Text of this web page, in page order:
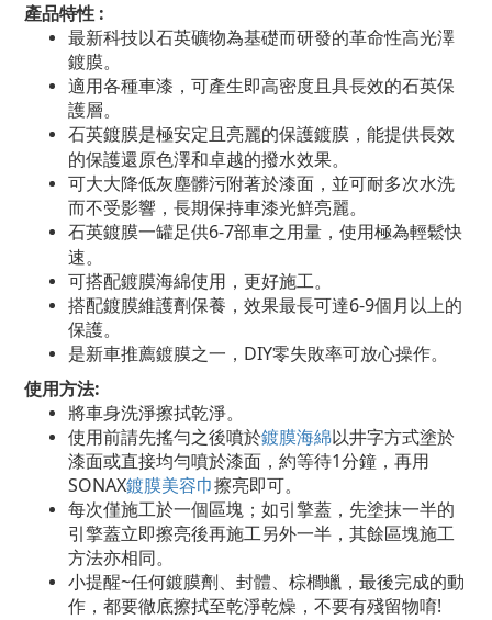
產品特性 :
最新科技以石英礦物為基礎而研發的革命性高光澤
鍍膜。
適用各種車漆，可產生即高密度且具長效的石英保
護層。
石英鍍膜是極安定且亮麗的保護鍍膜，能提供長效
的保護還原色澤和卓越的撥水效果。
可大大降低灰塵髒污附著於漆面，並可耐多次水洗
而不受影響，長期保持車漆光鮮亮麗。
石英鍍膜一罐足供6-7部車之用量，使用極為輕鬆快
速。
可搭配鍍膜海綿使用，更好施工。
搭配鍍膜維護劑保養，效果最長可達6-9個月以上的
保護。
是新車推薦鍍膜之一，DIY零失敗率可放心操作。
使用方法:
將車身洗淨擦拭乾淨。
使用前請先搖勻之後噴於鍍膜海綿以井字方式塗於
漆面或直接均勻噴於漆面，約等待1分鐘，再用
SONAX鍍膜美容巾擦亮即可。
每次僅施工於一個區塊；如引擎蓋，先塗抹一半的
引擎蓋立即擦亮後再施工另外一半，其餘區塊施工
方法亦相同。
小提醒~任何鍍膜劑、封體、棕櫚蠟，最後完成的動
作，都要徹底擦拭至乾淨乾燥，不要有殘留物唷!